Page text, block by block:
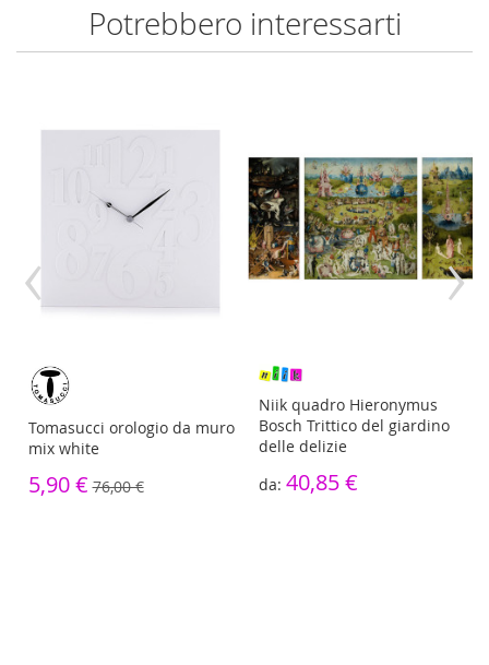
Potrebbero interessarti
Tomasucci orologio da muro
mix white
5,90 € 76,00 €
Niik quadro Hieronymus
Bosch Trittico del giardino
delle delizie
40,85 €
‹ ›